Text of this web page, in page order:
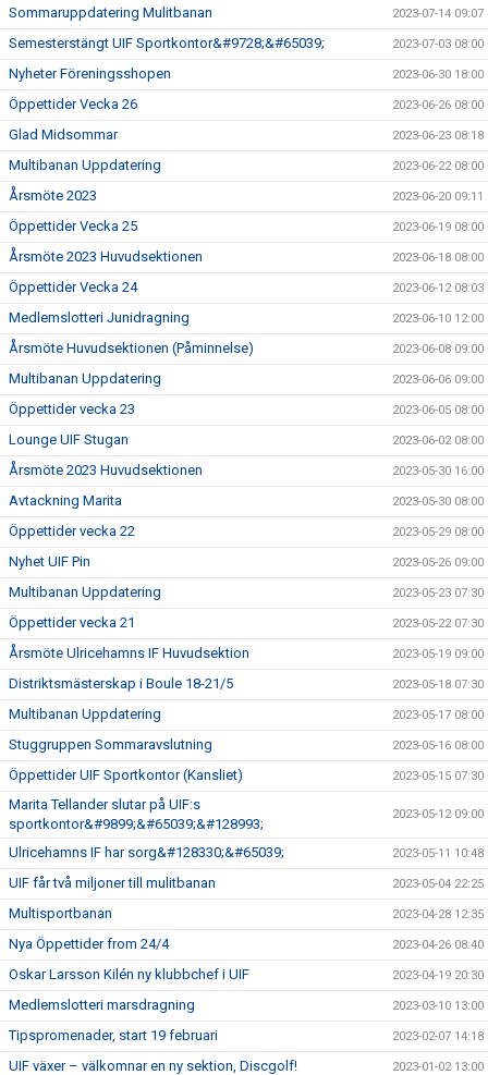
Sommaruppdatering Mulitbanan 2023-07-14 09:07
Semesterstängt UIF Sportkontor&#9728;&#65039; 2023-07-03 08:00
Nyheter Föreningsshopen 2023-06-30 18:00
Öppettider Vecka 26 2023-06-26 08:00
Glad Midsommar 2023-06-23 08:18
Multibanan Uppdatering 2023-06-22 08:00
Årsmöte 2023 2023-06-20 09:11
Öppettider Vecka 25 2023-06-19 08:00
Årsmöte 2023 Huvudsektionen 2023-06-18 08:00
Öppettider Vecka 24 2023-06-12 08:03
Medlemslotteri Junidragning 2023-06-10 12:00
Årsmöte Huvudsektionen (Påminnelse) 2023-06-08 09:00
Multibanan Uppdatering 2023-06-06 09:00
Öppettider vecka 23 2023-06-05 08:00
Lounge UIF Stugan 2023-06-02 08:00
Årsmöte 2023 Huvudsektionen 2023-05-30 16:00
Avtackning Marita 2023-05-30 08:00
Öppettider vecka 22 2023-05-29 08:00
Nyhet UIF Pin 2023-05-26 09:00
Multibanan Uppdatering 2023-05-23 07:30
Öppettider vecka 21 2023-05-22 07:30
Årsmöte Ulricehamns IF Huvudsektion 2023-05-19 09:00
Distriktsmästerskap i Boule 18-21/5 2023-05-18 07:30
Multibanan Uppdatering 2023-05-17 08:00
Stuggruppen Sommaravslutning 2023-05-16 08:00
Öppettider UIF Sportkontor (Kansliet) 2023-05-15 07:30
Marita Tellander slutar på UIF:s
sportkontor&#9899;&#65039;&#128993;
2023-05-12 09:00
Ulricehamns IF har sorg&#128330;&#65039; 2023-05-11 10:48
UIF får två miljoner till mulitbanan 2023-05-04 22:25
Multisportbanan 2023-04-28 12:35
Nya Öppettider from 24/4 2023-04-26 08:40
Oskar Larsson Kilén ny klubbchef i UIF 2023-04-19 20:30
Medlemslotteri marsdragning 2023-03-10 13:00
Tipspromenader, start 19 februari 2023-02-07 14:18
UIF växer – välkomnar en ny sektion, Discgolf! 2023-01-02 13:00